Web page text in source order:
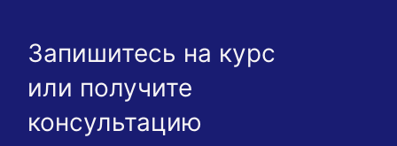
Запишитесь на курс
или получите
консультацию